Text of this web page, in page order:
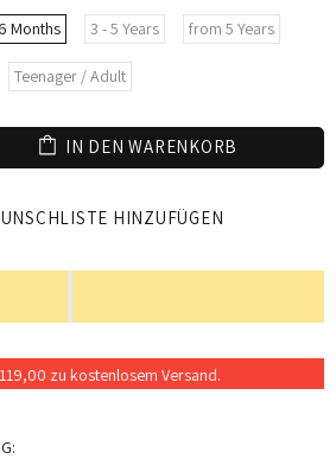
Months 3 - 5 Years from 5 Years
Teenager / Adult
IN DEN WARENKORB
HINZUFÜGEN
zu kostenlosem Versand.